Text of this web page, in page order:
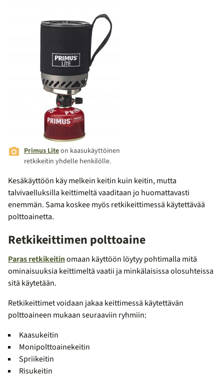
Primus Liteon kaasukäyttöinen
retkikeitin yhdelle henkilölle.
Kesäkäyttöön käy melkein keitin kuin keitin, mutta
talvivaelluksilla keittimeltä vaaditaan jo huomattavasti
enemmän. Sama koskee myös retkikeittimessä käytettävää
polttoainetta.
Retkikeittimen polttoaine
Paras retkikeitinomaan käyttöön löytyy pohtimalla mitä
ominaisuuksia keittimeltä vaatii ja minkälaisissa olosuhteissa
sitä käytetään.
Retkikeittimet voidaan jakaa keittimessä käytettävän
polttoaineen mukaan seuraaviin ryhmiin:
Kaasukeitin
Monipolttoainekeitin
Spriikeitin
Risukeitin